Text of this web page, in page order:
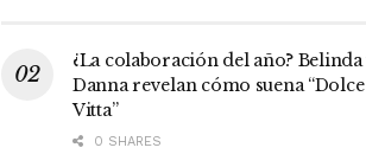
¿La colaboración del año? Belinda
Danna revelan cómo suena “Dolce
Vitta”
0 SHARES